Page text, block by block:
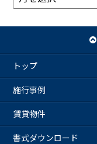
ー
ブ
トップ
施行事例
賃貸物件
書式ダウンロード